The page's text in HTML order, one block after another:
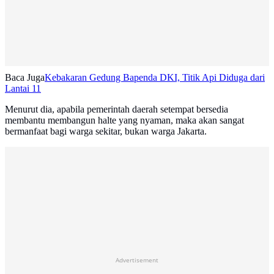
Baca JugaKebakaran Gedung Bapenda DKI, Titik Api Diduga dari
Lantai 11
Menurut dia, apabila pemerintah daerah setempat bersedia
membantu membangun halte yang nyaman, maka akan sangat
bermanfaat bagi warga sekitar, bukan warga Jakarta.
Advertisement